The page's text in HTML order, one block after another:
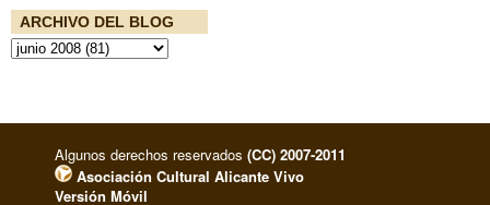
ARCHIVO DEL BLOG
Algunos derechos reservados (CC) 2007-2011
Asociación Cultural Alicante Vivo
Versión Móvil